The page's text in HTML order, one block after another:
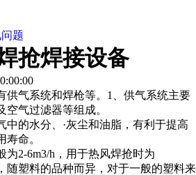
题
抢焊接设备
供气系统和焊枪等。1、供气系统主要
气过滤器等组成。
中的水分、·灰尘和油脂，有利于提高
命。
为2-6m3/h，用于热风焊抢时为
随塑料的品种而异，对于一般的塑料来